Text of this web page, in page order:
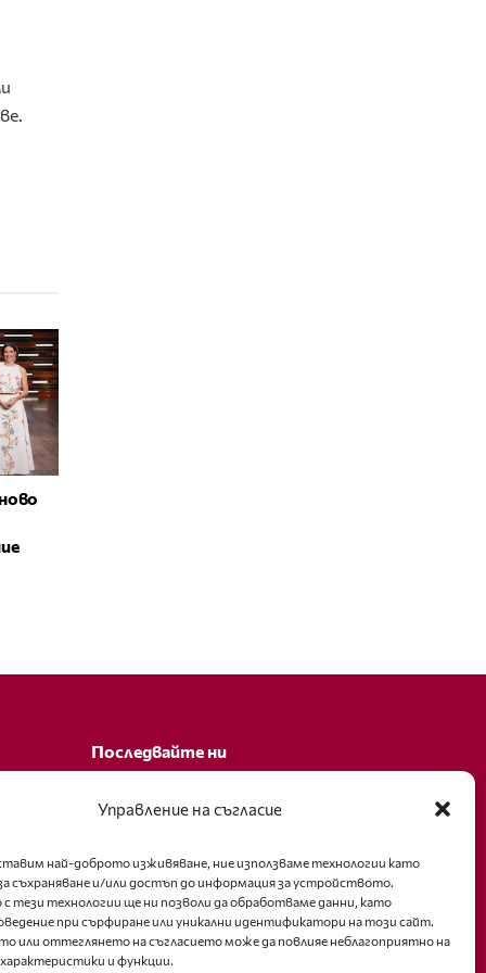
Управление на съгласие
най-доброто изживяване, ние използваме технологии като
съхраняване и/или достъп до информация за устройството.
тези технологии ще ни позволи да обработваме данни, като
при сърфиране или уникални идентификатори на този сайт.
или оттеглянето на съгласието може да повлияе неблагоприятно на
и функции.
Последвайте ни